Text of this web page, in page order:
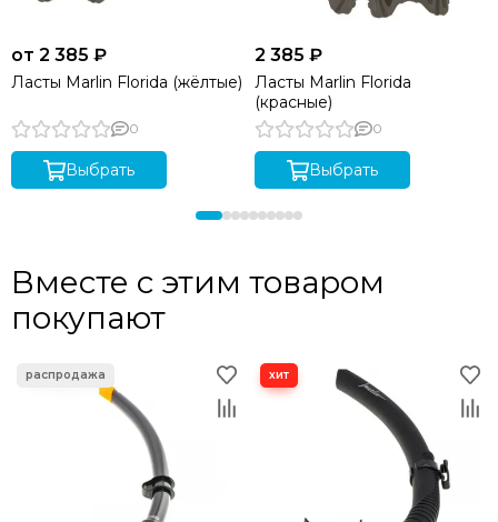
от 2 385 ₽
Ласты Marlin Florida (жёлтые)
0
Выбрать
2 385 ₽
Ласты Marlin Florida
(красные)
0
Выбрать
Вместе с этим товаром
покупают